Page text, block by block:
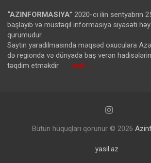
“AZINFORMASIYA” 2020-cı ilin sentyabrın
başlayıb və müstəqil informasiya siyasəti
qurumudur.
Saytın yaradılmasında məqsəd oxuculara
də regionda və dünyada baş verən
təqdim etməkdir ardı …
Bütün hüquqları qorunur © 2026
yasil.az